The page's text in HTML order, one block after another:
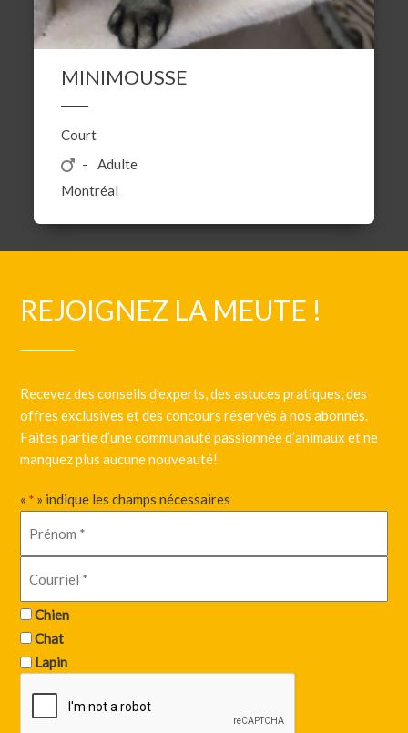
MINIMOUSSE
Court
Adulte
Montréal
REJOIGNEZ LA MEUTE !
Recevez des conseils d’experts, des astuces pratiques, des
offres exclusives et des concours réservés à nos abonnés.
Faites partie d’une communauté passionnée d’animaux et ne
manquez plus aucune nouveauté!
«* » indique les champs nécessaires
Chien
Chat
Lapin